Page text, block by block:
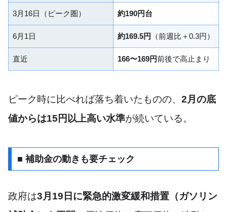
3月16日（ピーク圏） 約190円台
6月1日 約169.5円 （前週比＋0.3円）
直近 166〜169円前後で高止まり
ピーク時に比べれば落ち着いたものの、 2月の底
値からは15円以上高い水準が続いている。
■ 補助金の動きも要チェック
政府は3月19日に緊急的激変緩和措置（ガソリン